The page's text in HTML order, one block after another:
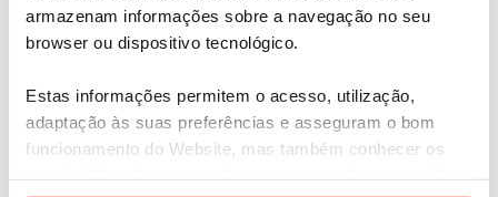
armazenam informações sobre a navegação no seu
browser ou dispositivo tecnológico.
Estas informações permitem o acesso, utilização,
adaptação às suas preferências e asseguram o bom
funcionamento do Website, mas também conhecer os
Portugueses contrariam favoritismo francês
O regresso do Sr. Fronteira
SIGA-NOS